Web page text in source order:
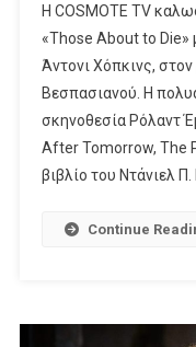
To
Με
Τον
Η COSMOTE TV
«Those About to Die»
Άντονι Χόπκινς,
Βεσπασιανού. Η
σκηνοθεσία Ρόλαντ
After Tomorrow, The
βιβλίο του Ντάνιελ
Continue